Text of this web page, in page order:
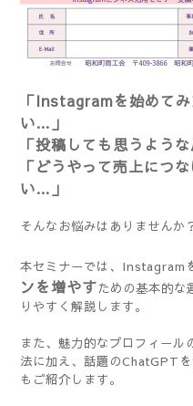
「Instagramを始めて
い…」
「投稿しても思うよう
「どうやって売上につ
い…」
そんなお悩みはありませんか
本セミナーでは、Instagram
ンを増やすための基本的な
りやすく解説します。
また、魅力的なプロフィール
法に加え、話題のChatGPT
もご紹介します。